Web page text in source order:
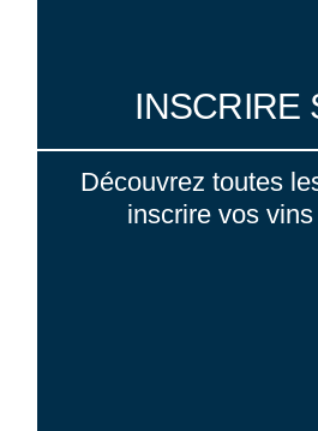
INSCRIRE
Découvrez toutes
inscrire vos